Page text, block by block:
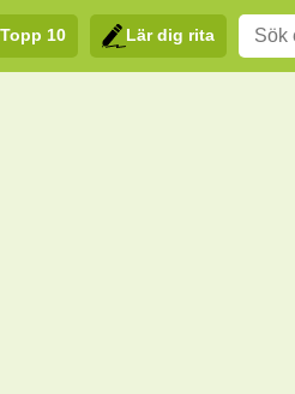
Topp 10 Lär dig rita